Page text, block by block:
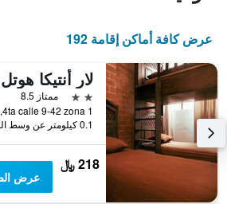
يعرض
أيام
الأسبوع.
يتضمن
المخطط
التالي
1
محور
Y
يعرض
متوسط
عرض كافة أماكن إقامة 192
لار أنتيكا هوتل
2 نجمتين
ممتاز 8.5
0.1 كيلومتر عن وسط المدينة
218 ﷼
عرض